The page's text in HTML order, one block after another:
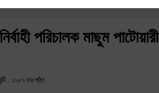
পরিচালক মাছুম পাটোয়ারী
১১৫৭ বার পঠিত